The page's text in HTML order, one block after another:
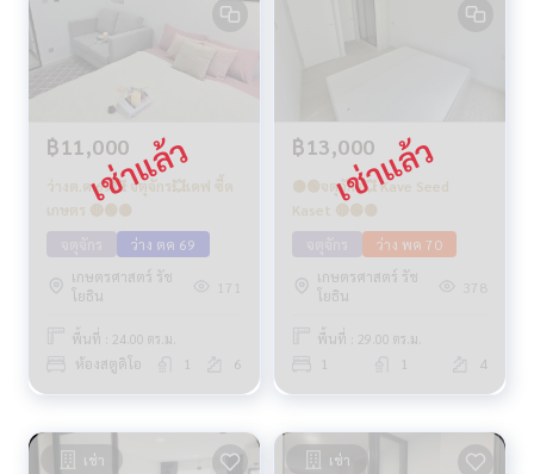
฿11,000
ว่างต.ค.69💥 จตุจักร💥เคฟ ซี้ด
เกษตร 🔴🟢🟡
ว่าง ตค 69
เกษตรศาสตร์ รัช
โยธิน
171
พื้นที่ : 24.00 ตร.ม.
ห้องสตูดิโอ 1 6
฿13,000
🟡🟢จตุจักร💥 Kave Seed
Kaset 🔴🟢🟡
ว่าง พค 70
เกษตรศาสตร์ รัช
โยธิน
378
พื้นที่ : 29.00 ตร.ม.
1 1 4
เช่า เช่า